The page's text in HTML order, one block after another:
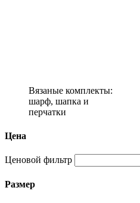
Вязаные комплекты:
шарф, шапка и
перчатки
Цена
Ценовой фильтр
Размер